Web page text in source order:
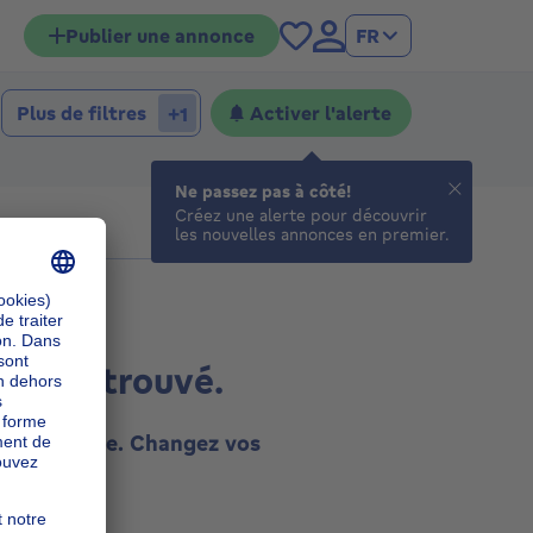
Publier une annonce FR
Plus de filtres +1 Activer l'alerte
trouvé.
Changez vos
Ne passez pas à côté!
Créez une alerte pour découvrir
les nouvelles annonces en premier.